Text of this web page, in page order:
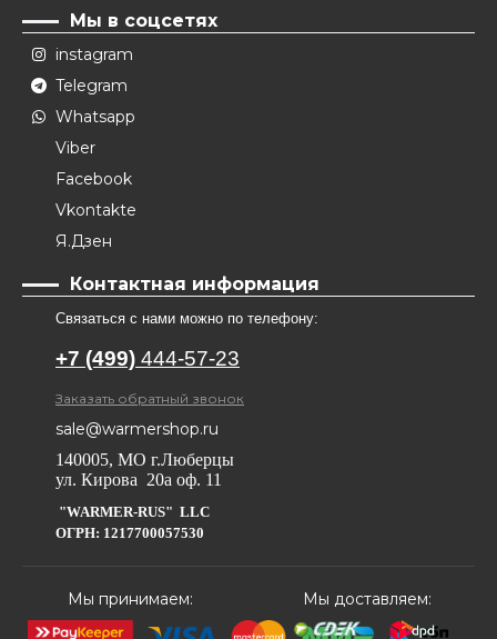
Мы в соцсетях
instagram
Telegram
Whatsapp
Viber
Facebook
Vkontakte
Я.Дзен
Контактная информация
Связаться с нами можно по телефону:
+7 (499) 444-57-23
Заказать обратный звонок
sale@warmershop.ru
140005, МО г.Люберцы
ул. Кирова 20а оф. 11
"WARMER-RUS" LLC
ОГРН: 1217700057530
Мы принимаем: Мы доставляем: